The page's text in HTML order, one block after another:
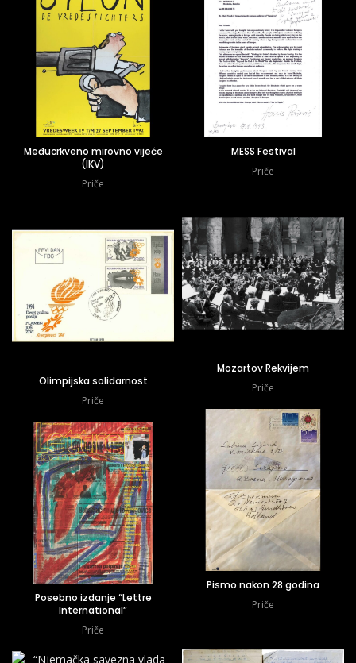
Međucrkveno mirovno vijeće
(IKV)
Priče
MESS Festival
Priče
Mozartov Rekvijem
Priče
Olimpijska solidarnost
Priče
Pismo nakon 28 godina
Priče
Posebno izdanje “Lettre
International”
Priče